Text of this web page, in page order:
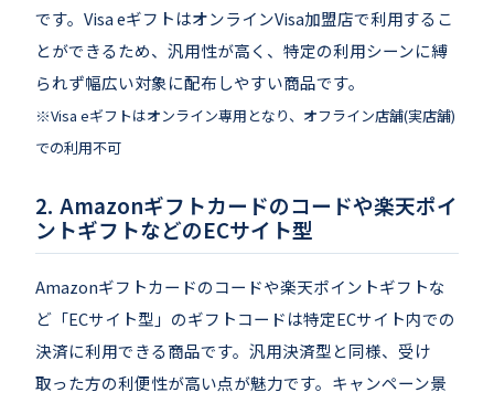
です。Visa eギフトはオンラインVisa加盟店で利用するこ
とができるため、汎用性が高く、特定の利用シーンに縛
られず幅広い対象に配布しやすい商品です。
※Visa eギフトはオンライン専用となり、オフライン店舗(実店舗)
での利用不可
Amazonギフトカードのコードや楽天ポイ
ントギフトなどのECサイト型
Amazonギフトカードのコードや楽天ポイントギフトな
ど「ECサイト型」のギフトコードは特定ECサイト内での
決済に利用できる商品です。汎用決済型と同様、受け
取った方の利便性が高い点が魅力です。キャンペーン景